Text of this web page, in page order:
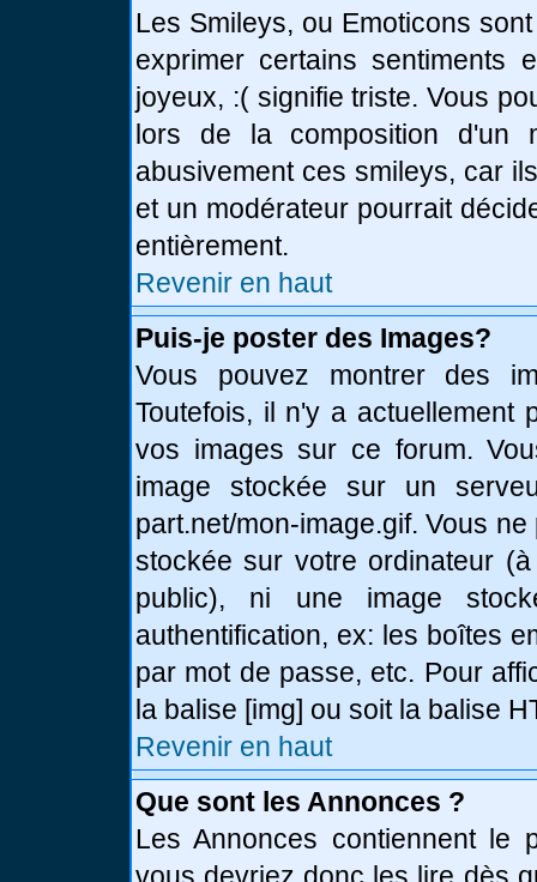
Les Smileys, ou Emoticons
exprimer certains sentiments
joyeux, :( signifie triste. Vous
lors de la composition d'un
abusivement ces smileys, car
et un modérateur pourrait
entièrement.
Revenir en haut
Puis-je poster des Images?
Vous pouvez montrer des
Toutefois, il n'y a actuellement
vos images sur ce forum.
image stockée sur un
part.net/mon-image.gif. Vous
stockée sur votre ordinateur
public), ni une image
authentification, ex: les boîtes
par mot de passe, etc. Pour
la balise [img] ou soit la balise
Revenir en haut
Que sont les Annonces ?
Les Annonces contiennent le